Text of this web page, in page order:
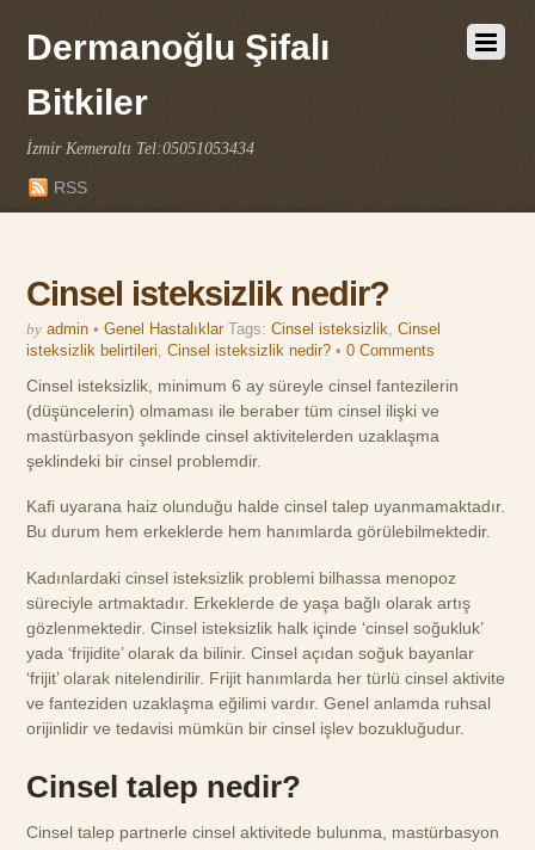
Dermanoğlu Şifalı
Bitkiler
İzmir Kemeraltı Tel:05051053434
RSS
Cinsel isteksizlik nedir?
by admin • Genel Hastalıklar Tags:Cinsel isteksizlik,Cinsel
isteksizlik belirtileri,Cinsel isteksizlik nedir? •0 Comments
Cinsel isteksizlik, minimum 6 ay süreyle cinsel fantezilerin
(düşüncelerin) olmaması ile beraber tüm cinsel ilişki ve
mastürbasyon şeklinde cinsel aktivitelerden uzaklaşma
şeklindeki bir cinsel problemdir.
Kafi uyarana haiz olunduğu halde cinsel talep uyanmamaktadır.
Bu durum hem erkeklerde hem hanımlarda görülebilmektedir.
Kadınlardaki cinsel isteksizlik problemi bilhassa menopoz
süreciyle artmaktadır. Erkeklerde de yaşa bağlı olarak artış
gözlenmektedir. Cinsel isteksizlik halk içinde ‘cinsel soğukluk’
yada ‘frijidite’ olarak da bilinir. Cinsel açıdan soğuk bayanlar
‘frijit’ olarak nitelendirilir. Frijit hanımlarda her türlü cinsel aktivite
ve fanteziden uzaklaşma eğilimi vardır. Genel anlamda ruhsal
orijinlidir ve tedavisi mümkün bir cinsel işlev bozukluğudur.
Cinsel talep nedir?
Cinsel talep partnerle cinsel aktivitede bulunma, mastürbasyon